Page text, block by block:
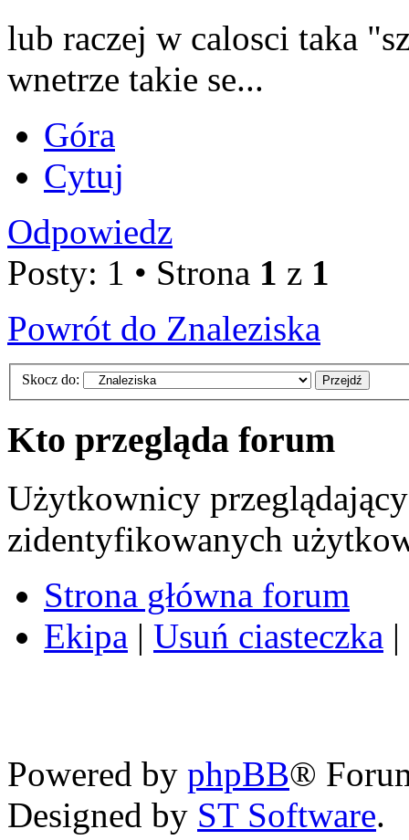
lub raczej w calosci taka
wnetrze takie se...
Góra
Cytuj
Odpowiedz
Posty: 1 • Strona 1 z 1
Powrót do Znaleziska
Skocz do:
Kto przegląda forum
Użytkownicy
zidentyfikowanych
Strona główna forum
Ekipa | Usuń ciasteczka |
Powered by phpBB®
Designed by ST Software.